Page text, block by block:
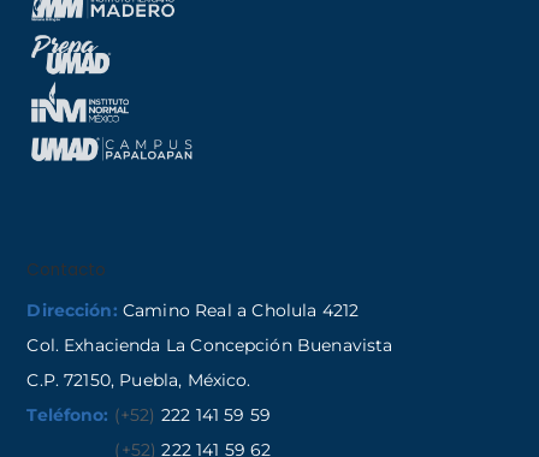
Contacto
Dirección: Camino Real a Cholula 4212
Col. Exhacienda La Concepción Buenavista
C.P. 72150, Puebla, México.
Teléfono: (+52) 222 141 59 59
(+52) 222 141 59 62